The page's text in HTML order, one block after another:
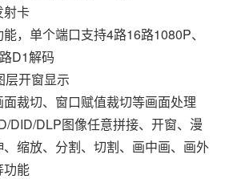
射卡
，单个端口支持4路16路1080P、
D1解码
层开窗显示
裁切、窗口赋值裁切等画面处理
DID/DLP图像任意拼接、开窗、漫
缩放、分割、切割、画中画、画外
功能